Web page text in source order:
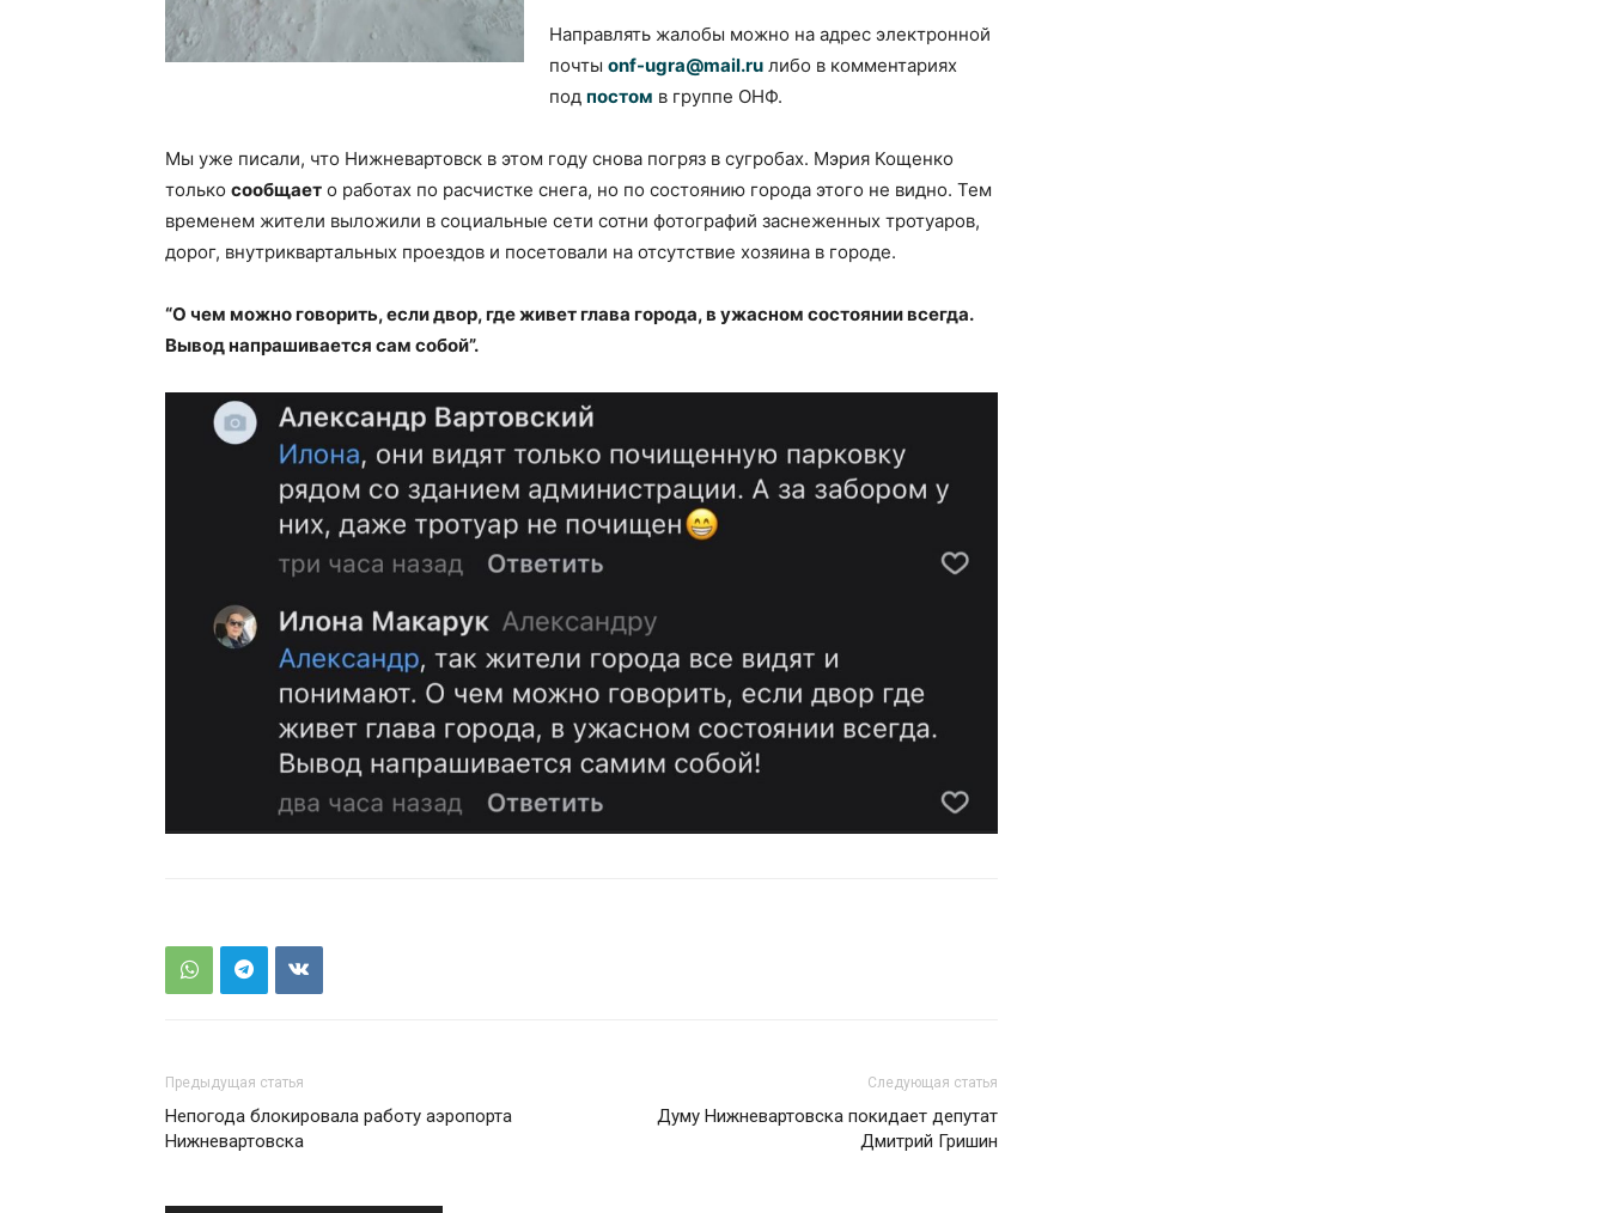
Направлять жалобы можно на адрес электронной
почты onf-ugra@mail.ru либо в комментариях
под постом в группе ОНФ.
Мы уже писали, что Нижневартовск в этом году снова погряз в сугробах. Мэрия Кощенко
только сообщает о работах по расчистке снега, но по состоянию города этого не видно. Тем
временем жители выложили в социальные сети сотни фотографий заснеженных тротуаров,
дорог, внутриквартальных проездов и посетовали на отсутствие хозяина в городе.
“О чем можно говорить, если двор, где живет глава города, в ужасном состоянии всегда.
Вывод напрашивается сам собой”.
Предыдущая статья
Непогода блокировала работу аэропорта
Нижневартовска
Следующая статья
Думу Нижневартовска покидает депутат
Дмитрий Гришин